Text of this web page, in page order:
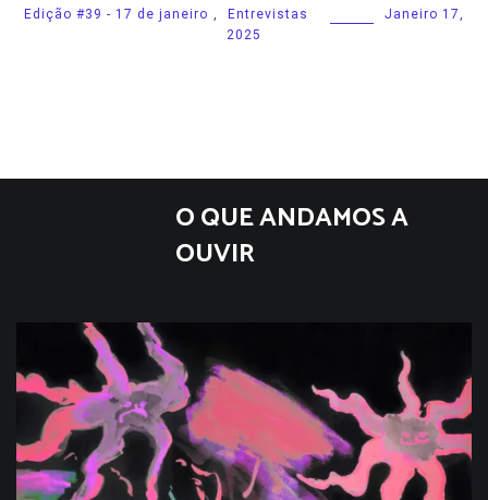
Edição #39 - 17 de janeiro , Entrevistas
Janeiro 17,
2025
O QUE ANDAMOS A
OUVIR